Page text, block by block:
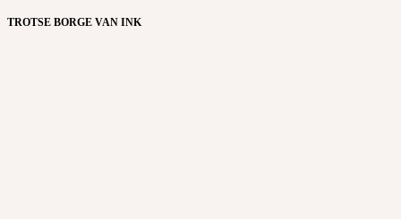
TROTSE BORGE VAN INK